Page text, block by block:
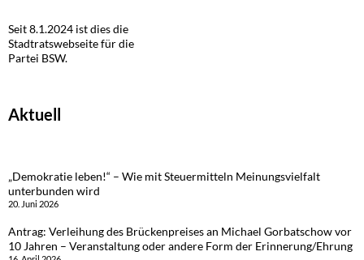
Seit 8.1.2024 ist dies die
Stadtratswebseite für die
Partei BSW.
Aktuell
„Demokratie leben!“ – Wie mit Steuermitteln Meinungsvielfalt
unterbunden wird
20. Juni 2026
Antrag: Verleihung des Brückenpreises an Michael Gorbatschow vor
10 Jahren – Veranstaltung oder andere Form der Erinnerung/Ehrung